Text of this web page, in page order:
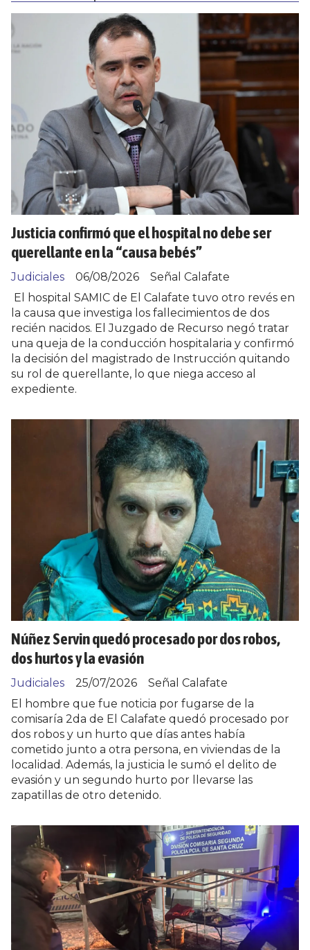
Justicia confirmó que el hospital no debe ser
querellante en la “causa bebés”
Señal Calafate
Judiciales
06/08/2026
El hospital SAMIC de El Calafate tuvo otro revés en
la causa que investiga los fallecimientos de dos
recién nacidos. El Juzgado de Recurso negó tratar
una queja de la conducción hospitalaria y confirmó
la decisión del magistrado de Instrucción quitando
su rol de querellante, lo que niega acceso al
expediente.
Núñez Servin quedó procesado por dos robos,
dos hurtos y la evasión
Señal Calafate
Judiciales
25/07/2026
El hombre que fue noticia por fugarse de la
comisaría 2da de El Calafate quedó procesado por
dos robos y un hurto que días antes había
cometido junto a otra persona, en viviendas de la
localidad. Además, la justicia le sumó el delito de
evasión y un segundo hurto por llevarse las
zapatillas de otro detenido.